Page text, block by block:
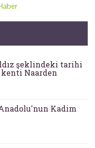
şeklindeki tarihi
Naarden
Kadim